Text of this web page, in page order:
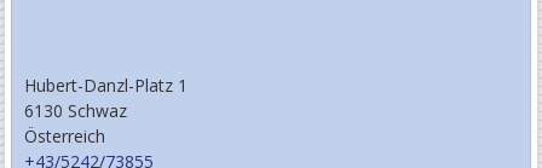
Hubert-Danzl-Platz 1
6130 Schwaz
Österreich
+43/5242/73855